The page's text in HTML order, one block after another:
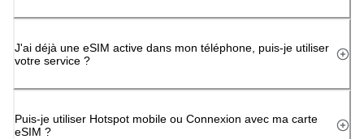
J'ai déjà une eSIM active dans mon téléphone, puis-je utiliser
votre service ?
Puis-je utiliser Hotspot mobile ou Connexion avec ma carte
eSIM ?